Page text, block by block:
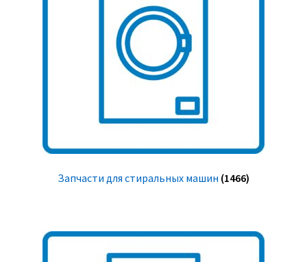
Запчасти для стиральных машин (1466)